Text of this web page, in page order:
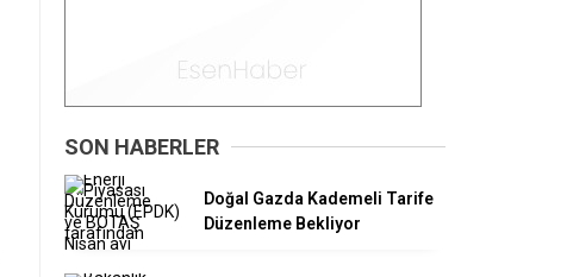
SON HABERLER
Doğal Gazda Kademeli Tarife
Düzenleme Bekliyor